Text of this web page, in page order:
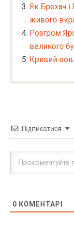
Як Брехач і
живого
Розгром
великого
Кривий
Підписатися
0 КОМЕНТАРІ